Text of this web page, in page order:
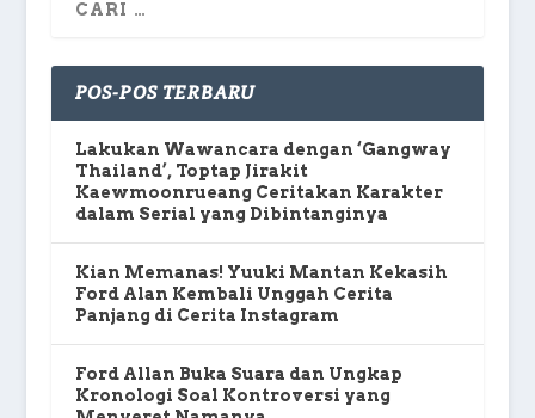
POS-POS TERBARU
Lakukan Wawancara dengan ‘Gangway
Thailand’, Toptap Jirakit
Kaewmoonrueang Ceritakan Karakter
dalam Serial yang Dibintanginya
Kian Memanas! Yuuki Mantan Kekasih
Ford Alan Kembali Unggah Cerita
Panjang di Cerita Instagram
Ford Allan Buka Suara dan Ungkap
Kronologi Soal Kontroversi yang